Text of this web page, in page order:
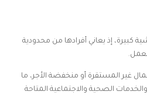
كبيرة، إذ يعاني أفرادها من محدودية
غير المستقرة أو منخفضة الأجر، ما
الصحية والاجتماعية المتاحة